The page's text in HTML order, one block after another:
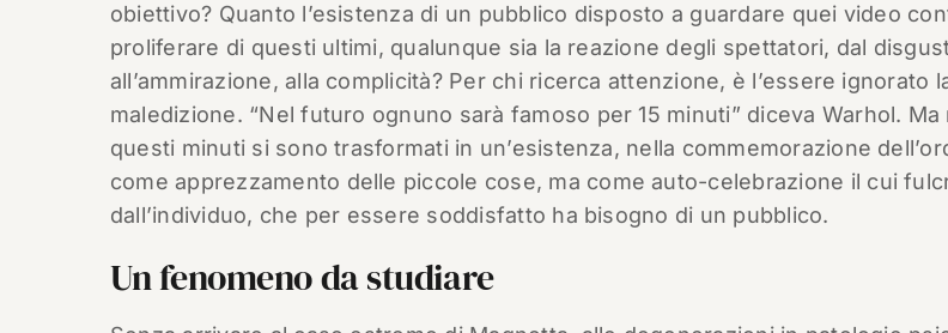
obiettivo? Quanto l’esistenza di un pubblico disposto a guardare quei video
proliferare di questi ultimi, qualunque sia la reazione degli spettatori, dal
all’ammirazione, alla complicità? Per chi ricerca attenzione, è l’essere ignorato
maledizione. “Nel futuro ognuno sarà famoso per 15 minuti” diceva Warhol. Ma
questi minuti si sono trasformati in un’esistenza, nella commemorazione
come apprezzamento delle piccole cose, ma come auto-celebrazione il cui
dall’individuo, che per essere soddisfatto ha bisogno di un pubblico.
Un fenomeno da studiare